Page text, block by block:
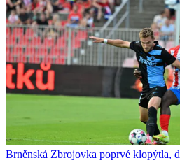
Brněnská Zbrojovka poprvé klopýtla,